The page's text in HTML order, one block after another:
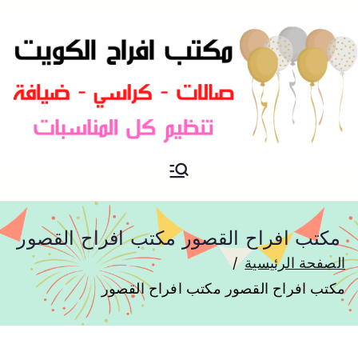
مكتب افراح و مناسبات و زواج و
مكتب افراح القصور مكتب افراح القصور
الصفحة الرئيسية
مكتب افراح القصور مكتب افراح القصور